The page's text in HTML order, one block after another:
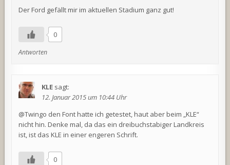
Der Ford gefällt mir im aktuellen Stadium ganz gut!
0
Antworten
KLE sagt:
12. Januar 2015 um 10:44 Uhr
@Twingo den Font hatte ich getestet, haut aber beim „KLE“
nicht hin. Denke mal, da das ein dreibuchstabiger Landkreis
ist, ist das KLE in einer engeren Schrift.
0